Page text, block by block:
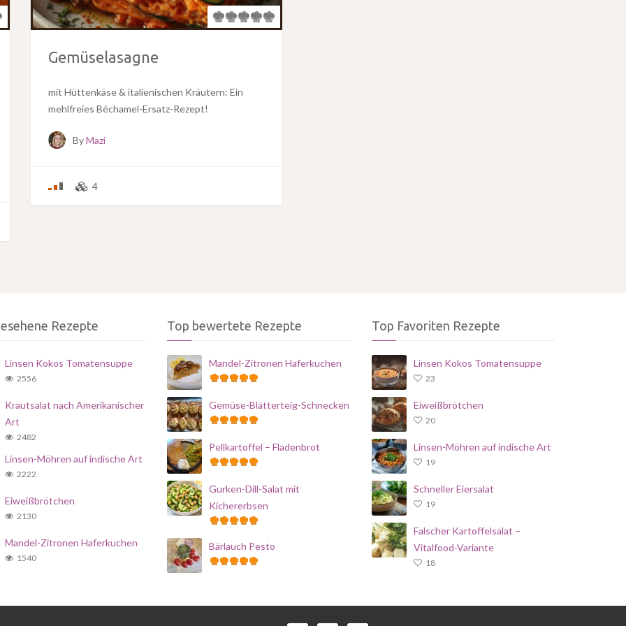
Gemüselasagne
mit Hüttenkäse & italienischen Kräutern: Ein
mehlfreies Béchamel-Ersatz-Rezept!
ByMazi
4
Rezepte
Linsen Kokos Tomatensuppe
2556
Krautsalat nach Amerikanischer
Art
2482
Linsen-Möhren auf indische Art
2222
Eiweißbrötchen
2130
Mandel-Zitronen Haferkuchen
1540
Top bewertete Rezepte
Mandel-Zitronen Haferkuchen
Gemüse-Blätterteig-Schnecken
Pellkartoffel – Fladenbrot
Gurken-Dill-Salat mit
Kichererbsen
Bärlauch Pesto
Top Favoriten Rezepte
Linsen Kokos Tomatensuppe
23
Eiweißbrötchen
20
Linsen-Möhren auf indische Art
19
Schneller Eiersalat
19
Falscher Kartoffelsalat –
Vitalfood-Variante
18